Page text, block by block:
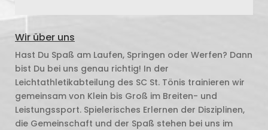
Wir über uns
Hast Du Spaß am Laufen, Springen oder Werfen? Dann
bist Du bei uns genau richtig! In der
Leichtathletikabteilung des SC St. Tönis trainieren wir
gemeinsam von Klein bis Groß im Breiten- und
Leistungssport. Spielerisches Erlernen der Disziplinen,
die Gemeinschaft und der Spaß stehen bei uns im